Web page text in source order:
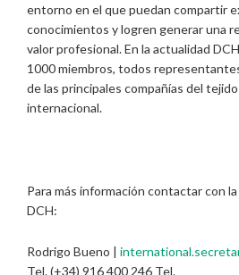
entorno en el que puedan compartir
conocimientos y logren generar una
valor profesional. En la actualidad
1000 miembros, todos
de las principales compañías del
internacional.
Para más información contactar con
DCH:
Rodrigo Bueno |
Tel. (+34) 916 400 246 Tel.